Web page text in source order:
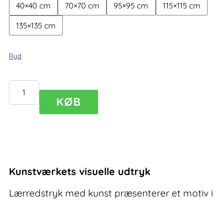
40×40 cm 70×70 cm 95×95 cm
115×115 cm
135×135 cm
Ryd
LærredstrykKØB
Kunstværkets visuelle udtryk
Lærredstryk med kunst præsenterer et motiv i